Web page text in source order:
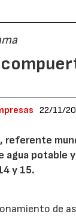
22/11/
, referente
potable y
y 15.
de